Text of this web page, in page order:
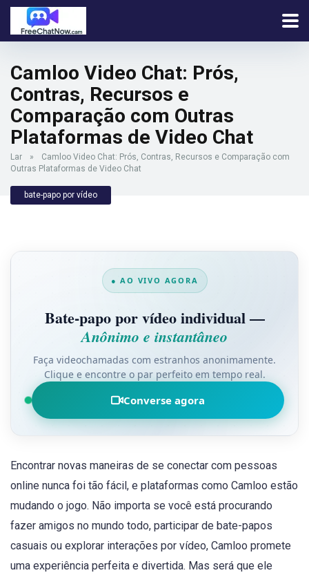
Camloo Video Chat: Prós,
Contras, Recursos e
Comparação com Outras
Plataformas de Video Chat
Lar »
Camloo Video Chat: Prós, Contras, Recursos e Comparação com
Outras Plataformas de Video Chat
bate-papo por vídeo
● AO VIVO AGORA
Bate-papo por vídeo individual —
Anônimo e instantâneo
Faça videochamadas com estranhos anonimamente.
Clique e encontre o par perfeito em tempo real.
Converse agora
Encontrar novas maneiras de se conectar com pessoas
online nunca foi tão fácil, e plataformas como Camloo estão
mudando o jogo. Não importa se você está procurando
fazer amigos no mundo todo, participar de bate-papos
casuais ou explorar interações por vídeo, Camloo promete
uma experiência perfeita e divertida. Mas será que ele